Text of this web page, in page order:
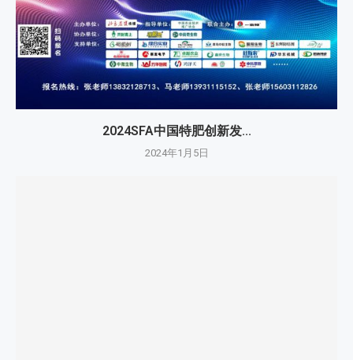
2024SFA中国特肥创新发...
2024年1月5日